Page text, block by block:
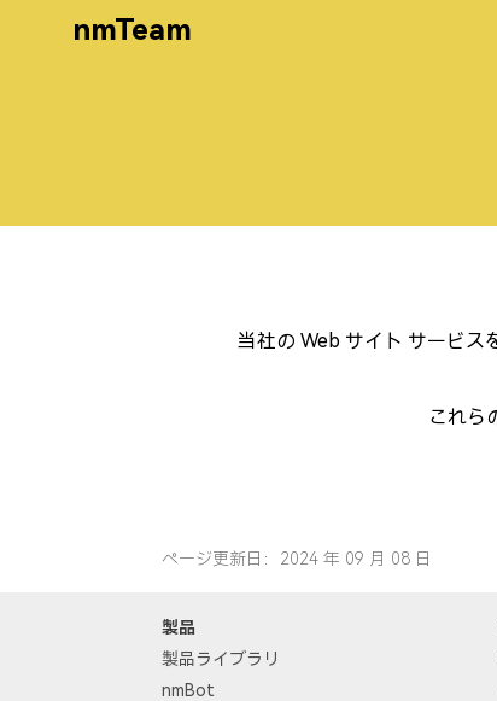
nmTeam
当社の Web サイト サービス
これら
ページ更新日：2024 年 09 月 08 日
製品
製品ライブラリ
nmBot